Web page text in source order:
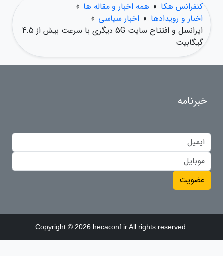
کنفرانس هکا » همه اخبار و مقاله ها »
اخبار و رویدادها » اخبار سیاسی »
ایرانسل و افتتاح سایت 5G دیگری با سرعت بیش از 4.5
گیگابیت
خبرنامه
عضویت
Copyright © 2026 hecaconf.ir All rights reserved.